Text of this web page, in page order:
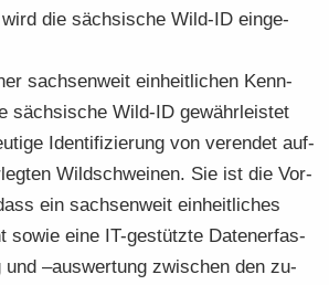
wird die säch­si­sche Wild-​ID ein­ge­
sach­sen­weit ein­heit­li­chen Kenn­
säch­si­sche Wild-​ID ge­währ­leis­tet
Iden­ti­fi­zie­rung von ver­en­det auf­
Wild­schwei­nen. Sie ist die Vor­
ein sach­sen­weit ein­heit­li­ches
sowie eine IT-​gestützte Da­ten­er­fas­
und –aus­wer­tung zwi­schen den zu­